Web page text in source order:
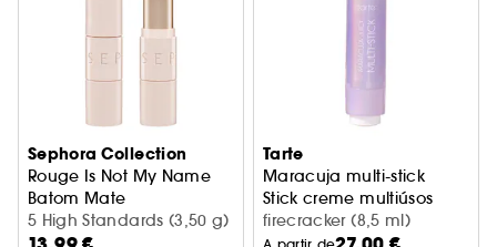
Sephora Collection
Rouge Is Not My Name
Batom Mate
5 High Standards (3,50 g)
Tarte
Maracuja multi-stick
Stick creme multiúsos
firecracker (8,5 ml)